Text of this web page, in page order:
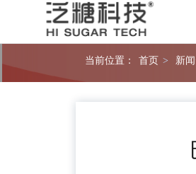
当前位置： 首页 > 新